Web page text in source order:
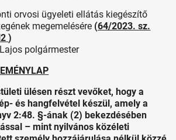
orvosi ügyeleti ellátás kiegészítő
megemelésére (64/2023. sz.
)
polgármester
ülésen részt vevőket, hogy a
és hangfelvétel készül, amely a
2:48. §-ának (2) bekezdésében
– mint nyilvános közéleti